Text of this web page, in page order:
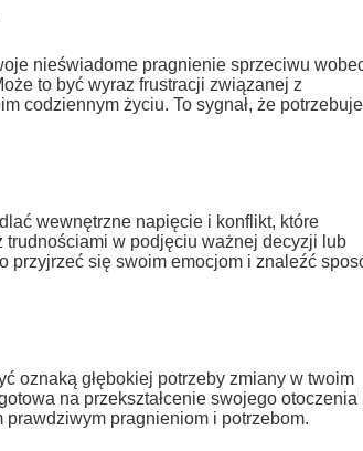
nieświadome pragnienie sprzeciwu
to być wyraz frustracji związanej z
codziennym życiu. To sygnał, że
wewnętrzne napięcie i konflikt, które
trudnościami w podjęciu ważnej decyzji lub
przyjrzeć się swoim emocjom i znaleźć
oznaką głębokiej potrzeby zmiany w twoim
na przekształcenie swojego otoczenia
pragnieniom i potrzebom.